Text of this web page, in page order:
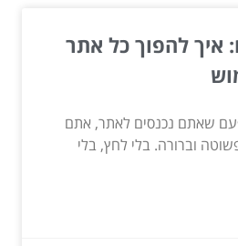
איך להפוך כל אתר
שאתם נכנסים לאתר, אתם
וברורה. בלי לחץ, בלי